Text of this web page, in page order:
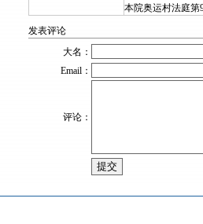
本院奥运村法庭
发表评论
大名：
Email：
评论：